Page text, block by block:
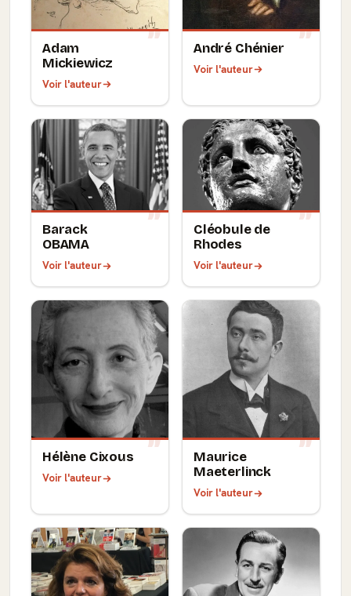
Adam
Mickiewicz
Voir l'auteur
André Chénier
Voir l'auteur
Barack
OBAMA
Voir l'auteur
Cléobule de
Rhodes
Voir l'auteur
Hélène Cixous
Voir l'auteur
Maurice
Maeterlinck
Voir l'auteur